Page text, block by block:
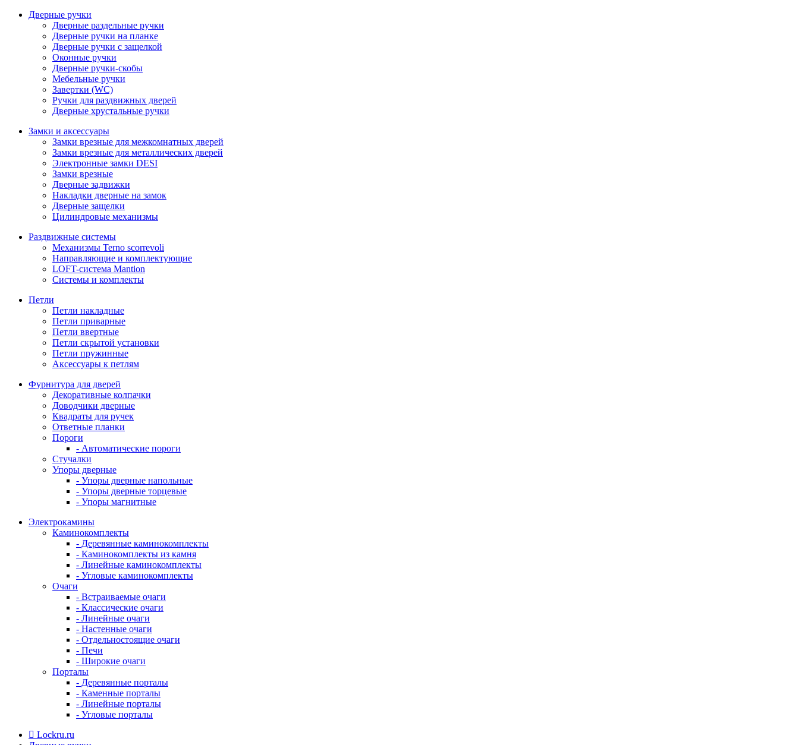
Дверные ручки
Дверные раздельные ручки
Дверные ручки на планке
Дверные ручки с защелкой
Оконные ручки
Дверные ручки-скобы
Мебельные ручки
Завертки (WC)
Ручки для раздвижных дверей
Дверные хрустальные ручки
Замки и аксессуары
Замки врезные для межкомнатных дверей
Замки врезные для металлических дверей
Электронные замки DESI
Замки врезные
Дверные задвижки
Накладки дверные на замок
Дверные защелки
Цилиндровые механизмы
Раздвижные системы
Механизмы Terno scorrevoli
Направляющие и комплектующие
LOFT-cистема Mantion
Системы и комплекты
Петли
Петли накладные
Петли приварные
Петли ввертные
Петли скрытой установки
Петли пружинные
Аксессуары к петлям
Фурнитура для дверей
Декоративные колпачки
Доводчики дверные
Квадраты для ручек
Ответные планки
Пороги
- Автоматические пороги
Стучалки
Упоры дверные
- Упоры дверные напольные
- Упоры дверные торцевые
- Упоры магнитные
Электрокамины
Каминокомплекты
- Деревянные каминокомплекты
- Каминокомплекты из камня
- Линейные каминокомплекты
- Угловые каминокомплекты
Очаги
- Встраиваемые очаги
- Классические очаги
- Линейные очаги
- Настенные очаги
- Отдельностоящие очаги
- Печи
- Широкие очаги
Порталы
- Деревянные порталы
- Каменные порталы
- Линейные порталы
- Угловые порталы
Lockru.ru